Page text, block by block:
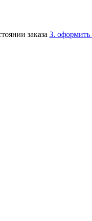
заказа 3. оформить